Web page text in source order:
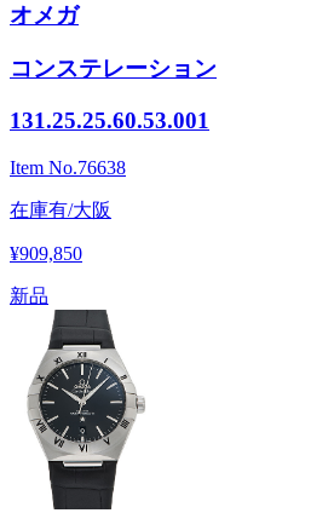
オメガ
コンステレーション
131.25.25.60.53.001
Item No.76638
在庫有/大阪
¥909,850
新品